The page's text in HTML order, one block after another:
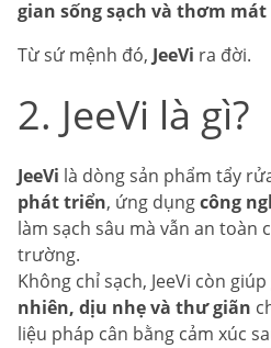
gian sống sạch và thơm
Từ sứ mệnh đó, JeeVi ra đời.
2. JeeVi là gì?
JeeVi là dòng sản phẩm tẩy
phát triển, ứng dụngcông
làm sạch sâu mà vẫn an toàn
trường.
Không chỉ sạch, JeeVi còn giúp
nhiên, dịu nhẹ và thư giãn
liệu pháp cân bằng cảm xúc